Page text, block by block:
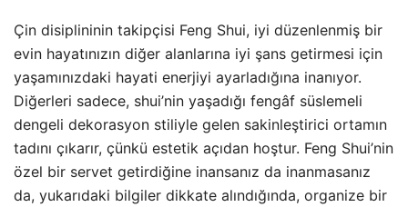
Çin disiplininin takipçisi Feng Shui, iyi düzenlenmiş bir
evin hayatınızın diğer alanlarına iyi şans getirmesi için
yaşamınızdaki hayati enerjiyi ayarladığına inanıyor.
Diğerleri sadece, shui’nin yaşadığı fengâf süslemeli
dengeli dekorasyon stiliyle gelen sakinleştirici ortamın
tadını çıkarır, çünkü estetik açıdan hoştur. Feng Shui’nin
özel bir servet getirdiğine inansanız da inanmasanız
da, yukarıdaki bilgiler dikkate alındığında, organize bir